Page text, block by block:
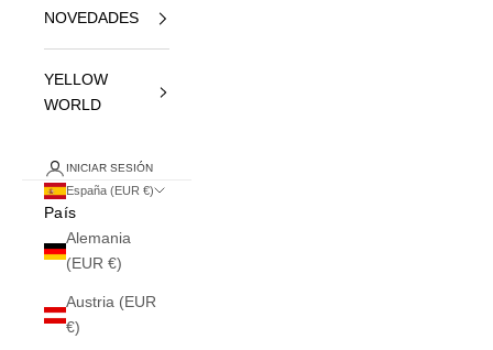
NOVEDADES
YELLOW
WORLD
INICIAR SESIÓN
España (EUR €)
País
Alemania
(EUR €)
Austria (EUR
€)